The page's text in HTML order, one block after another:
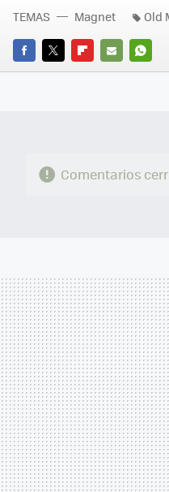
FACEBOOK
TWITTERFLIPBOARD
E-
TEMAS Magnet Old
Comentarios